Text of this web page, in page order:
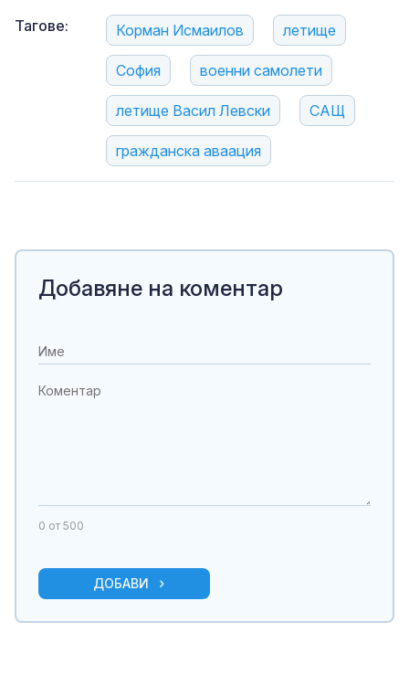
Тагове: Корман Исмаилов летище
София военни самолети
летище Васил Левски САЩ
гражданска аваация
Добавяне на коментар
0 от 500
ДОБАВИ